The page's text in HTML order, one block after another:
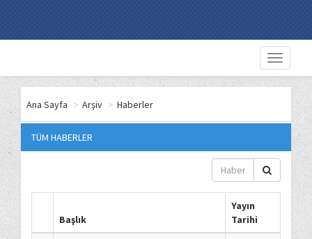
Toggle
Ana Sayfa > Arşiv > Haberler
TÜM HABERLER
Başlık
Yayın
Tarihi